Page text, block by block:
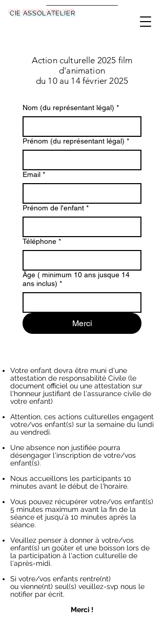
CIE ASSOLATELIER
Action culturelle 2025 film
d'animation
du 10 au 14 février 2025
Nom (du représentant légal) *
Prénom (du représentant légal) *
Email *
Prénom de l'enfant *
Téléphone *
Āge ( minimum 10 ans jusque 14
ans inclus) *
Merci
Votre enfant devra être muni d'une
attestation de responsabilité Civile (le
document officiel ou une attestation sur
l'honneur justifiant de l'assurance civile de
votre enfant)
Attention, ces actions culturelles engagent
votre/vos enfant(s) sur la semaine du lundi
au vendredi.
Une absence non justifiée pourra
désengager l'inscription de votre/vos
enfant(s).
Nous accueillons les participants 10
minutes avant le début de l'horaire.
Vous pouvez récupérer votre/vos enfant(s)
5 minutes maximum avant la fin de la
séance et jusqu'à 10 minutes après la
séance.
Veuillez penser à donner à votre/vos
enfant(s) un goûter et une boisson lors de
la participation à l'action culturelle de
l'après-midi.
Si votre/vos enfants rentre(nt)
ou vienne(nt) seul(s) veuillez-svp nous le
notifier par écrit.
Merci !